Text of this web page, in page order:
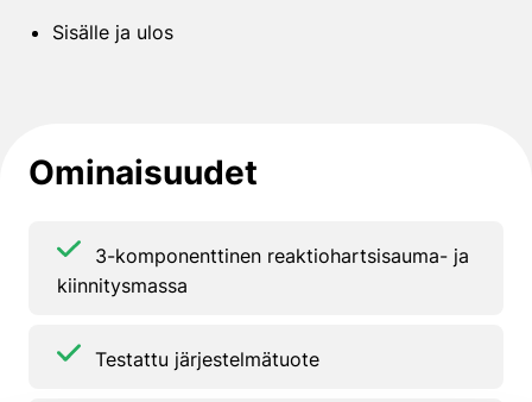
Sisälle ja ulos
Ominaisuudet
3-komponenttinen reaktiohartsisauma- ja
kiinnitysmassa
Testattu järjestelmätuote